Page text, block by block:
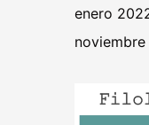
enero
noviembre